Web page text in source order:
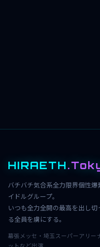
HIRAETH
バチバチ気合系全力限界個性爆
イドルグループ。
いつも全力全開の最高を出し切
る全員を虜にする。
幕張メッセ・埼玉スーパーアリー
ットなど出演